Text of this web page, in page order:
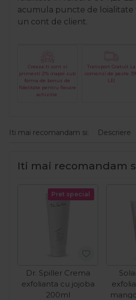
acumula puncte de loialitate
un cont de client.
Creaza-ti cont si
primesti 2% inapoi sub
forma de bonus de
fidelitate pentru fiecare
achizitie.
Transport Gratuit La
comenzi de peste
LEI
Iti mai recomandam si: Descriere
Iti mai recomandam
Pret special
Dr. Spiller Crema
exfolianta cu jojoba
200ml